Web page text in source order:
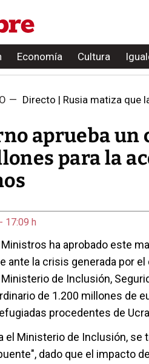
Economía Cultura
— Directo | Rusia matiza que
aprueba
para la
17:09 h
ha aprobado este
ante la crisis generada por
de Inclusión,
de 1.200 millones de
procedentes de
el Ministerio de Inclusión, se
dado que el impacto